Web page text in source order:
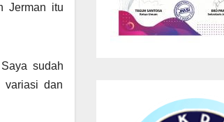
Jerman itu
sudah
variasi dan